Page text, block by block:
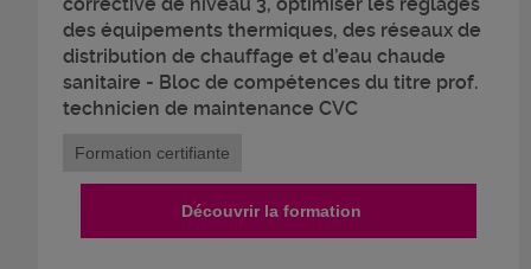
des équipements thermiques, des réseaux de
distribution de chauffage et d’eau chaude
sanitaire - Bloc de compétences du titre prof.
technicien de maintenance CVC
Formation certifiante
Découvrir la formation